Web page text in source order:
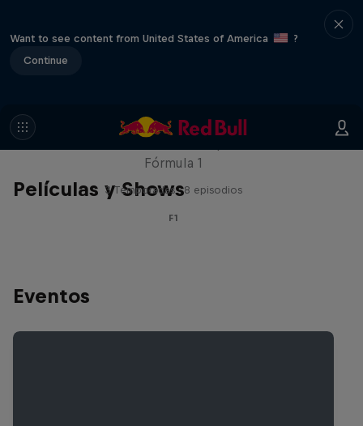
Want to see content from United States of America
?
Continue
Películas y Shows
Red Bull Racing Road Trips
Fórmula 1
3 Temporadas · 8 episodios
F1
Eventos